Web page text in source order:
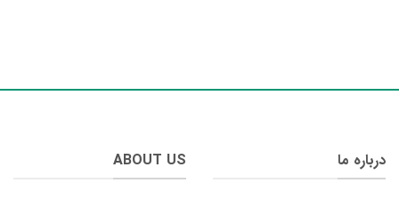
درباره ما ABOUT US